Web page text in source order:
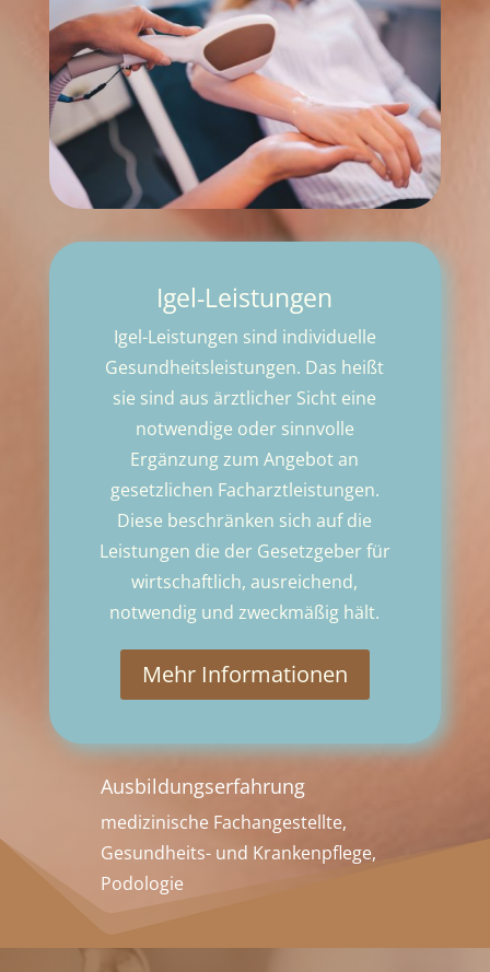
Igel-Leistungen
Igel-Leistungen sind individuelle
Gesundheitsleistungen. Das heißt
sie sind aus ärztlicher Sicht eine
notwendige oder sinnvolle
Ergänzung zum Angebot an
gesetzlichen Facharztleistungen.
Diese beschränken sich auf die
Leistungen die der Gesetzgeber für
wirtschaftlich, ausreichend,
notwendig und zweckmäßig hält.
Mehr Informationen
Ausbildungserfahrung
medizinische Fachangestellte,
Gesundheits- und Krankenpflege,
Podologie